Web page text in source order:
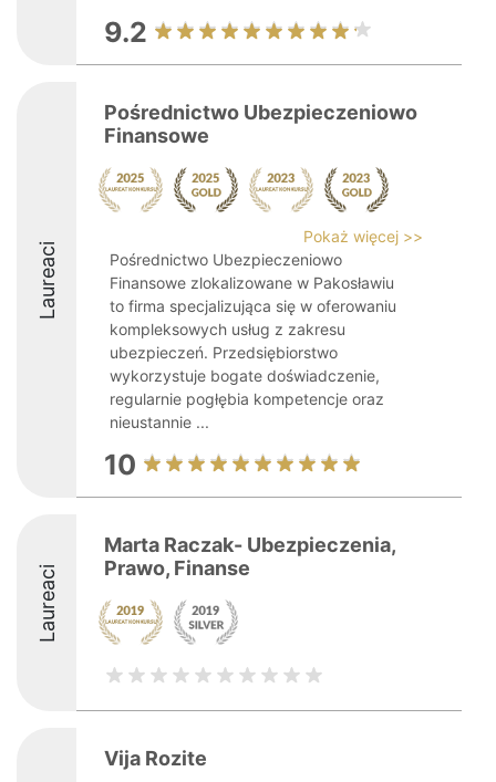
9.2
Laureaci
Pośrednictwo Ubezpieczeniowo
Finansowe
Pokaż więcej >>
Pośrednictwo Ubezpieczeniowo
Finansowe zlokalizowane w Pakosławiu
to firma specjalizująca się w oferowaniu
kompleksowych usług z zakresu
ubezpieczeń. Przedsiębiorstwo
wykorzystuje bogate doświadczenie,
regularnie pogłębia kompetencje oraz
nieustannie ...
10
Laureaci
Marta Raczak- Ubezpieczenia,
Prawo, Finanse
Vija Rozite